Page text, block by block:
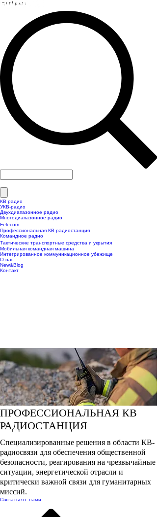
top of page
КВ радио
УКВ-радио
Двухдиапазонное радио
Многодиапазонное радио
Felecom
Профессиональная КВ радиостанция
Командное радио
Тактические транспортные средства и укрытия
Мобильная командная машина
Интегрированное коммуникационное убежище
О нас
New&Blog
Контакт
ПРОФЕССИОНАЛЬНАЯ КВ
РАДИОСТАНЦИЯ
Специализированные решения в области КВ-
радиосвязи для обеспечения общественной
безопасности, реагирования на чрезвычайные
ситуации, энергетической отрасли и
критически важной связи для гуманитарных
миссий.
Связаться с нами